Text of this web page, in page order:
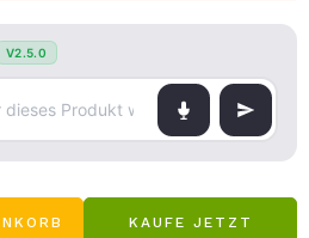
V2.5.0
KAUFE JETZT